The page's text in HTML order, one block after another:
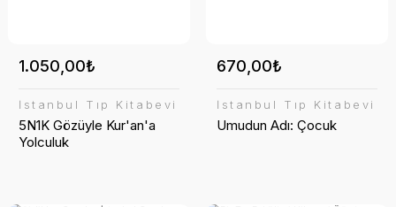
1.050,00₺
İstanbul Tıp Kitabevi
5N1K Gözüyle Kur'an'a
Yolculuk
670,00₺
İstanbul Tıp Kitabevi
Umudun Adı: Çocuk